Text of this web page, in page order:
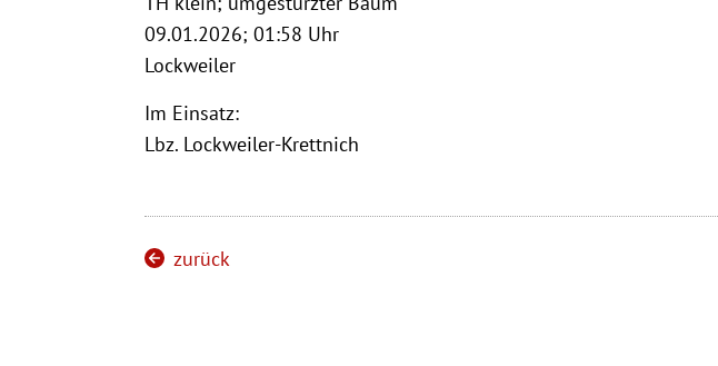
09.01.2026; 01:58 Uhr
Lockweiler
Im Einsatz:
Lbz. Lockweiler-Krettnich
zurück